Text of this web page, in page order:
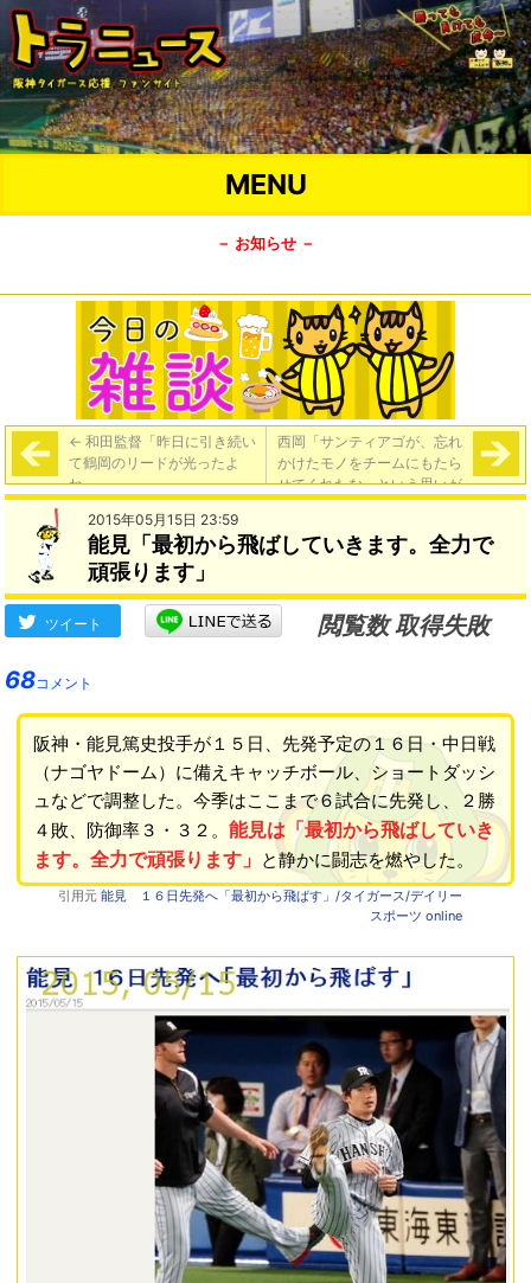
MENU
－ お知らせ －
← 和田監督「昨日に引き続い
て鶴岡のリードが光ったよ
ね」
西岡「サンティアゴが、忘れ
かけたモノをチームにもたら
せてくれたな、という思いが
ある」→
2015年05月15日 23:59
能見「最初から飛ばしていきます。全力で
頑張ります」
ツイート
閲覧数 取得失敗
68コメント
阪神・能見篤史投手が１５日、先発予定の１６日・中日戦
（ナゴヤドーム）に備えキャッチボール、ショートダッシ
ュなどで調整した。今季はここまで６試合に先発し、２勝
４敗、防御率３・３２。 能見は「最初から飛ばしていき
ます。全力で頑張ります」 と静かに闘志を燃やした。
引用元 能見 １６日先発へ「最初から飛ばす」/タイガース/デイリー
スポーツ online